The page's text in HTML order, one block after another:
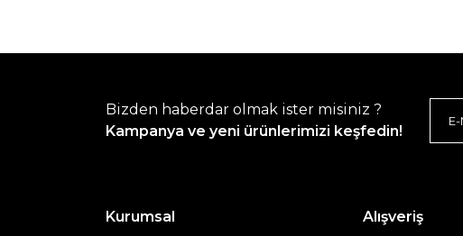
Bizden haberdar olmak ister misiniz ?
Kampanya ve yeni ürünlerimizi keşfedin!
Kurumsal Alışveriş